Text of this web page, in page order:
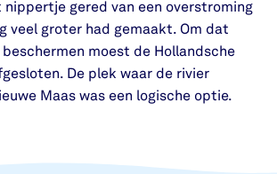
nippertje gered van een overstroming
veel groter had gemaakt. Om dat
moest de Hollandsche
De plek waar de rivier
Maas was een logische optie.